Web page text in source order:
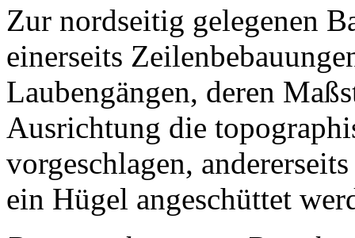
Zur nordseitig gelegenen
einerseits
Laubengängen, deren
Ausrichtung die
vorgeschlagen,
ein Hügel angeschüttet